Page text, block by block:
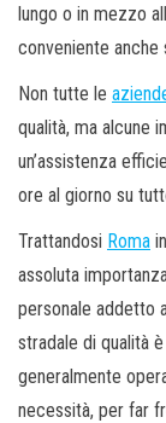
lungo o in mezzo
conveniente
Non tutte le
qualità, ma alcune
un’assistenza
ore al giorno su
Trattandosi Roma
assoluta
personale addetto
stradale di qualità
generalmente
necessità, per far